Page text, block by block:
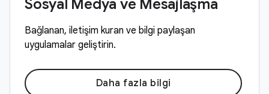
Sosyal Medya ve Mesajlaşma
Bağlanan, iletişim kuran ve bilgi paylaşan
uygulamalar geliştirin.
Daha fazla bilgi